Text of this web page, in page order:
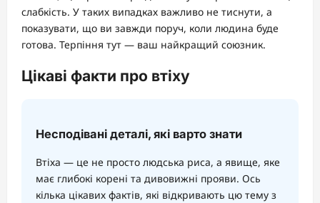
слабкість. У таких випадках важливо не тиснути, а
показувати, що ви завжди поруч, коли людина буде
готова. Терпіння тут — ваш найкращий союзник.
Цікаві факти про втіху
Несподівані деталі, які варто знати
Втіха — це не просто людська риса, а явище, яке
має глибокі корені та дивовижні прояви. Ось
кілька цікавих фактів, які відкривають цю тему з